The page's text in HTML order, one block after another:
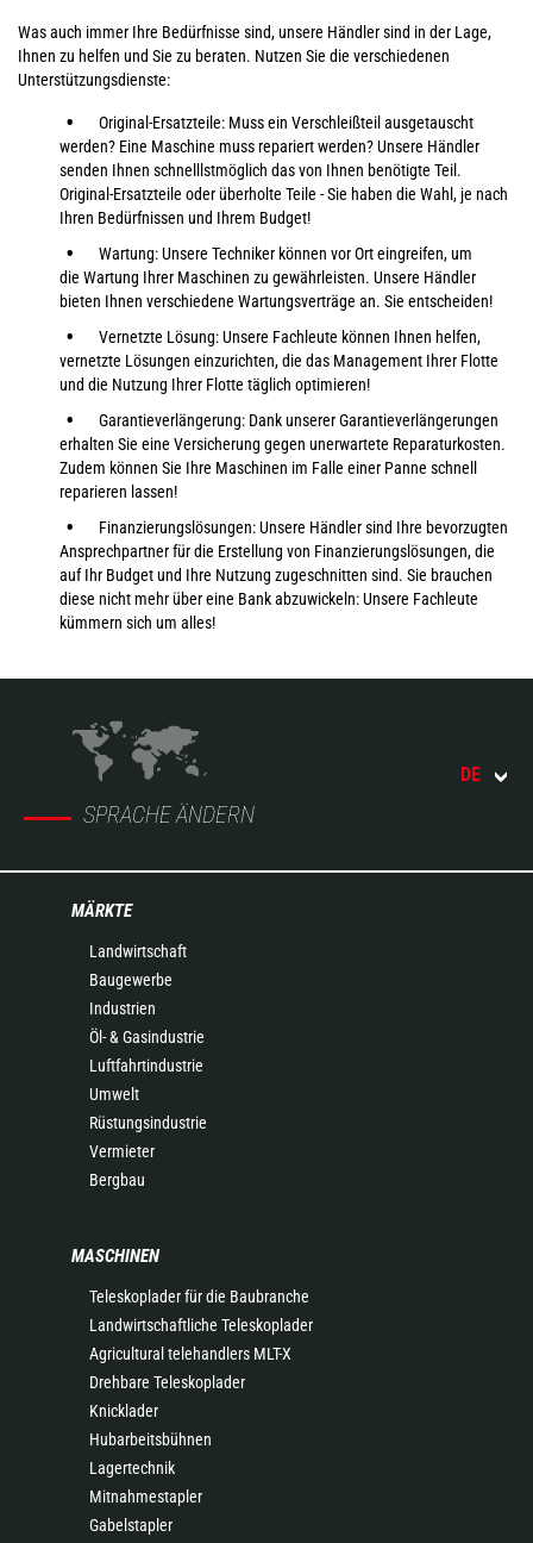
Was auch immer Ihre Bedürfnisse sind, unsere Händler sind in der Lage,
Ihnen zu helfen und Sie zu beraten. Nutzen Sie die verschiedenen
Unterstützungsdienste:
Original-Ersatzteile: Muss ein Verschleißteil ausgetauscht
werden? Eine Maschine muss repariert werden? Unsere Händler
senden Ihnen schnelllstmöglich das von Ihnen benötigte Teil.
Original-Ersatzteile oder überholte Teile - Sie haben die Wahl, je nach
Ihren Bedürfnissen und Ihrem Budget!
Wartung: Unsere Techniker können vor Ort eingreifen, um
die Wartung Ihrer Maschinen zu gewährleisten. Unsere Händler
bieten Ihnen verschiedene Wartungsverträge an. Sie entscheiden!
Vernetzte Lösung: Unsere Fachleute können Ihnen helfen,
vernetzte Lösungen einzurichten, die das Management Ihrer Flotte
und die Nutzung Ihrer Flotte täglich optimieren!
Garantieverlängerung: Dank unserer Garantieverlängerungen
erhalten Sie eine Versicherung gegen unerwartete Reparaturkosten.
Zudem können Sie Ihre Maschinen im Falle einer Panne schnell
reparieren lassen!
Finanzierungslösungen: Unsere Händler sind Ihre bevorzugten
Ansprechpartner für die Erstellung von Finanzierungslösungen, die
auf Ihr Budget und Ihre Nutzung zugeschnitten sind. Sie brauchen
diese nicht mehr über eine Bank abzuwickeln: Unsere Fachleute
kümmern sich um alles!
SPRACHE ÄNDERN
DE
MÄRKTE
Landwirtschaft
Baugewerbe
Industrien
Öl- & Gasindustrie
Luftfahrtindustrie
Umwelt
Rüstungsindustrie
Vermieter
Bergbau
MASCHINEN
Teleskoplader für die Baubranche
Landwirtschaftliche Teleskoplader
Agricultural telehandlers MLT-X
Drehbare Teleskoplader
Knicklader
Hubarbeitsbühnen
Lagertechnik
Mitnahmestapler
Gabelstapler